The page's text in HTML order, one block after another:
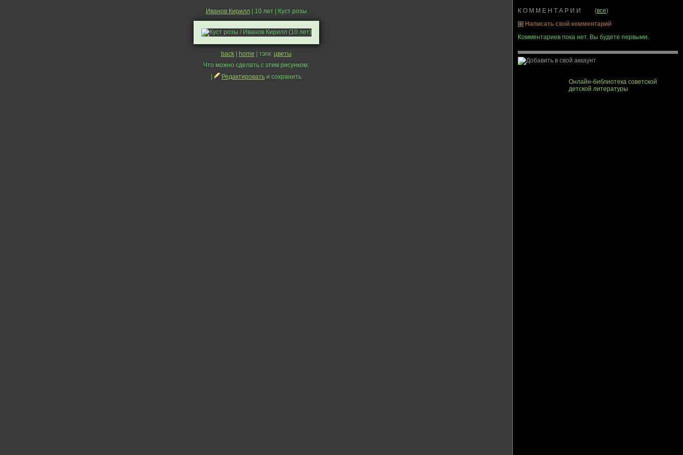
Иванов Кирилл| 10 лет | Куст розы
back| home | тэги: цветы
Что можно сделать с этим рисунком:
Редактировать и сохранить
К О М М Е Н Т А Р И И (все)
Написать свой комментарий
Комментариев пока нет. Вы будете первыми.
Онлайн-библиотека советской
детской литературы